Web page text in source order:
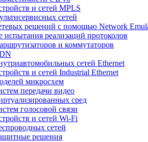
и сетей MPLS
сетей
решений с помощью Network
испытания реализаций протоколов
и коммутаторов
сетей Ethernet
и сетей Industrial Ethernet
микросхем
передачи видео
сред
голосовой связи
и сетей Wi-Fi
сетей
решения